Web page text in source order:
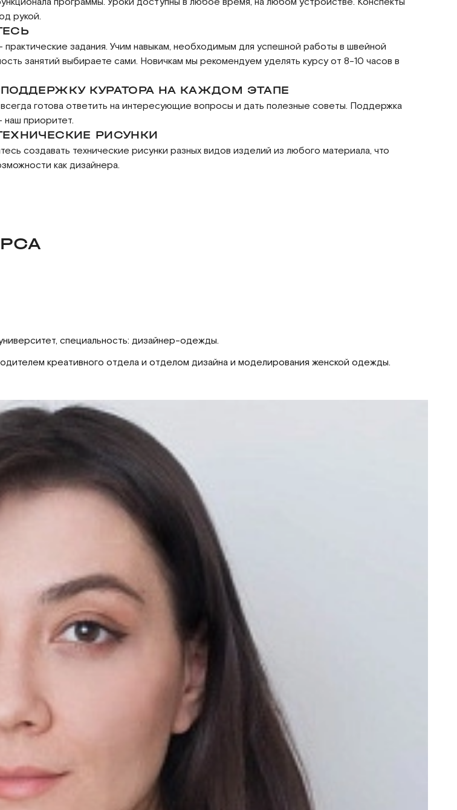
рукой.
практические задания. Учим навыкам, необходимым для успешной работы в швейной
занятий выбираете сами. Новичкам мы рекомендуем уделять курсу от 8-10 часов в
ПОДДЕРЖКУ КУРАТОРА НА КАЖДОМ ЭТАПЕ
готова ответить на интересующие вопросы и дать полезные советы. Поддержка
наш приоритет.
РИСУНКИ
создавать технические рисунки разных видов изделий из любого материала, что
как дизайнера.
специальность: дизайнер-одежды.
креативного отдела и отделом дизайна и моделирования женской одежды.